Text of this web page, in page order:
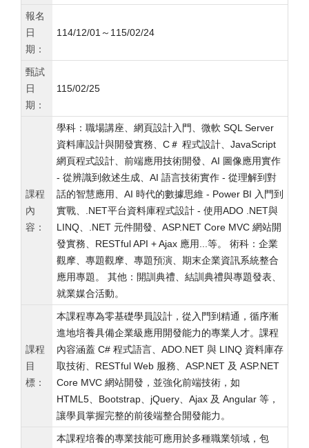
報名
日
期：
114/12/01～115/02/24
甄試
日
期：
115/02/25
課程
內
容：
學科：職場講座、網頁設計入門、微軟 SQL Server
資料庫設計與開發實務、C＃ 程式設計、JavaScript
網頁程式設計、前端應用技術開發、AI 圖像應用實作
- 從辨識到敘述生成、AI 語言技術實作 - 從理解到對
話的智慧應用、AI 時代的數據思維 - Power BI 入門到
實戰、.NET平台資料庫程式設計 - 使用ADO .NET與
LINQ、.NET 元件開發、ASP.NET Core MVC 網站開
發實務、RESTful API + Ajax 應用...等。 術科：企業
觀摩、專題觀摩、專題預演、期末企業資訊系統整合
應用專題。 其他：開訓典禮、結訓典禮與專題發表、
就業媒合活動。
課程
目
標：
本課程專為零基礎學員設計，從入門到精通，循序漸
進地培養具備企業級應用開發能力的專業人才。課程
內容涵蓋 C# 程式語言、ADO.NET 與 LINQ 資料庫存
取技術、RESTful Web 服務、ASP.NET 及 ASP.NET
Core MVC 網站開發，並強化前端技術，如
HTML5、Bootstrap、jQuery、Ajax 及 Angular 等，
讓學員掌握完整的前後端整合開發能力。
本課程培養的專業技能可應用於多種職業領域，包